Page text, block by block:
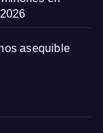
asequible